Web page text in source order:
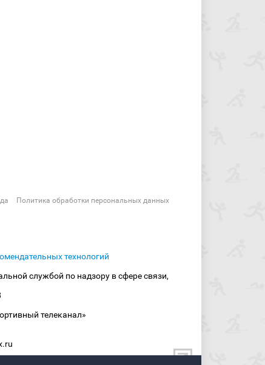
Политика обработки персональных данных
технологий
службой по надзору в сфере связи,
телеканал»